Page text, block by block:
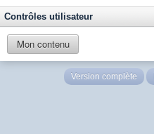
Contrôles utilisateur
Mon contenu
Version complète